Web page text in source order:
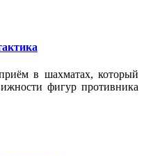
в шахматах, который
фигур противника